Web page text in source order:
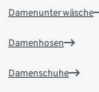
Damenunterwäsche
Damenhosen
Damenschuhe